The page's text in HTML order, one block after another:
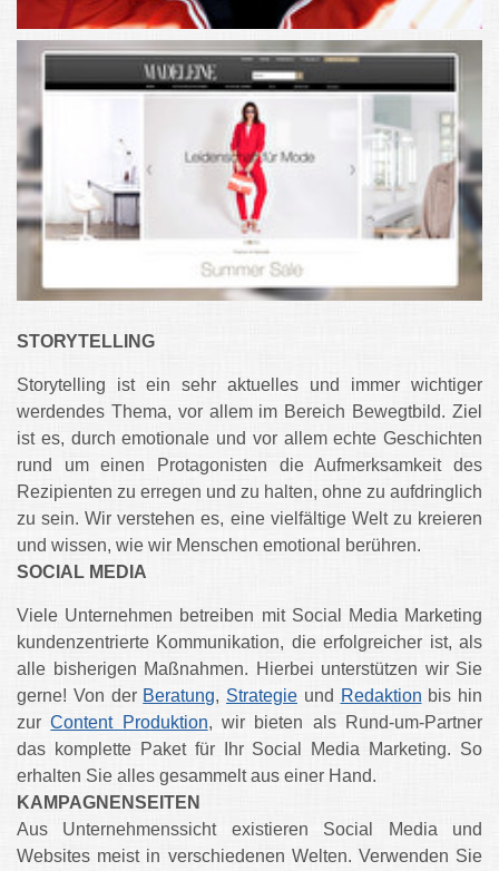
STORYTELLING
Storytelling ist ein sehr aktuelles und immer wichtiger
werdendes Thema, vor allem im Bereich Bewegtbild. Ziel
ist es, durch emotionale und vor allem echte Geschichten
rund um einen Protagonisten die Aufmerksamkeit des
Rezipienten zu erregen und zu halten, ohne zu aufdringlich
zu sein. Wir verstehen es, eine vielfältige Welt zu kreieren
und wissen, wie wir Menschen emotional berühren.
SOCIAL MEDIA
Viele Unternehmen betreiben mit Social Media Marketing
kundenzentrierte Kommunikation, die erfolgreicher ist, als
alle bisherigen Maßnahmen. Hierbei unterstützen wir Sie
gerne! Von der Beratung, Strategie und Redaktion bis hin
zurContent Produktion, wir bieten als Rund-um-Partner
das komplette Paket für Ihr Social Media Marketing. So
erhalten Sie alles gesammelt aus einer Hand.
KAMPAGNENSEITEN
Aus Unternehmenssicht existieren Social Media und
Websites meist in verschiedenen Welten. Verwenden Sie